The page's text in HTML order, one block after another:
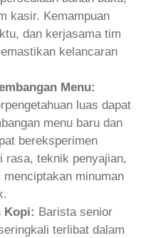
kasir. Kemampuan
dan kerjasama tim
kelancaran
Menu:
luas dapat
menu baru dan
bereksperimen
rasa, teknik penyajian,
minuman
Kopi: Barista senior
terlibat dalam